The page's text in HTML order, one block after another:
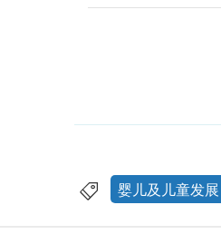
婴儿及儿童发展